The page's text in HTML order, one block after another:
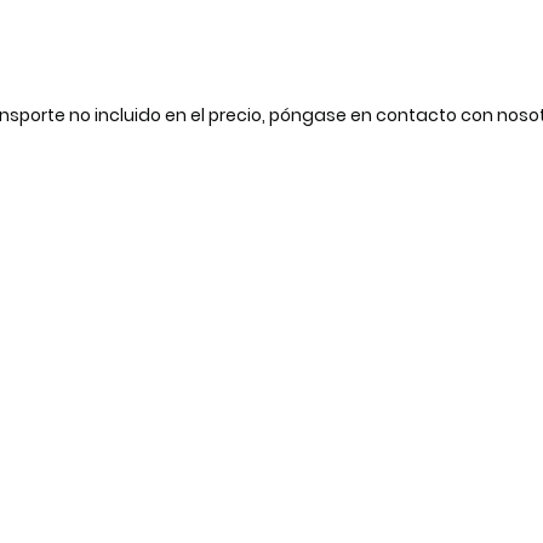
no incluido en el precio, póngase en contacto con